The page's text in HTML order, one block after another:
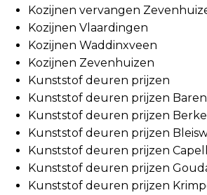
Kozijnen vervangen
Kozijnen Vlaardingen
Kozijnen Waddinxveen
Kozijnen Zevenhuizen
Kunststof deuren prijzen
Kunststof deuren prijzen
Kunststof deuren prijzen
Kunststof deuren prijzen
Kunststof deuren prijzen
Kunststof deuren prijzen
Kunststof deuren prijzen